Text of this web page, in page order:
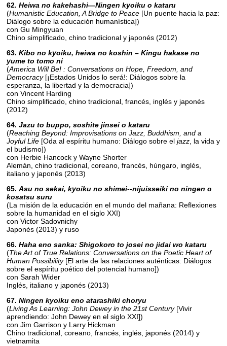
62.Heiwa no kakehashi—Ningen kyoiku o kataru
(Humanistic Education, A Bridge to Peace [Un puente hacia la paz:
Diálogo sobre la educación humanística])
con Gu Mingyuan
Chino simplificado, chino tradicional y japonés (2012)
63.Kibo no kyoiku, heiwa no koshin – Kingu hakase no
yume to tomo ni
(America Will Be! : Conversations on Hope, Freedom, and
Democracy[¡Estados Unidos lo será!: Diálogos sobre la
esperanza, la libertad y la democracia])
con Vincent Harding
Chino simplificado, chino tradicional, francés, inglés y japonés
(2012)
64.Jazu to buppo, soshite jinsei o kataru
(Reaching Beyond: Improvisations on Jazz, Buddhism, and a
Joyful Life [Oda al espíritu humano: Diálogo sobre eljazz , la vida y
el budismo])
con Herbie Hancock y Wayne Shorter
Alemán, chino tradicional, coreano, francés, húngaro, inglés,
italiano y japonés (2013)
65.Asu no sekai, kyoiku no shimei--nijuisseiki no ningen o
kosatsu suru
(La misión de la educación en el mundo del mañana: Reflexiones
sobre la humanidad en el siglo XXI)
con Victor Sadovnichy
Japonés (2013) y ruso
66.Haha eno sanka: Shigokoro to josei no jidai wo kataru
(The Art of True Relations: Conversations on the Poetic Heart of
Human Possibility[El arte de las relaciones auténticas: Diálogos
sobre el espíritu poético del potencial humano])
con Sarah Wider
Inglés, italiano y japonés (2013)
67.Ningen kyoiku eno atarashiki choryu
(Living As Learning: John Dewey in the 21st Century[Vivir
aprendiendo: John Dewey en el siglo XXI])
con Jim Garrison y Larry Hickman
Chino tradicional, coreano, francés, inglés, japonés (2014) y
vietnamita